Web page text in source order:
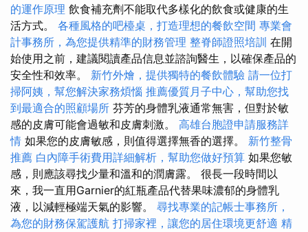
的運作原理 飲食補充劑不能取代多樣化的飲食或健康的生
活方式。 各種風格的吧檯桌，打造理想的餐飲空間 專業會
計事務所，為您提供精準的財務管理 整脊師證照培訓 在開
始使用之前，建議閱讀產品信息並諮詢醫生，以確保產品的
安全性和效率。 新竹外燴，提供獨特的餐飲體驗 請一位打
掃阿姨，幫您解決家務煩惱 推薦優質月子中心，幫助您找
到最適合的照顧場所 芬芳的身體乳液通常無害，但對於敏
感的皮膚可能會過敏和皮膚刺激。 高雄台胞證申請服務詳
情 如果您的皮膚敏感，則值得選擇無香的選擇。 新竹整骨
推薦 白內障手術費用詳細解析，幫助您做好預算 如果您敏
感，則應該尋找少量和溫和的潤膚露。 很長一段時間以
來，我一直用Garnier的紅瓶產品代替果味濃郁的身體乳
液，以減輕極端天氣的影響。 尋找專業的記帳士事務所，
為您的財務保駕護航 打掃家裡，讓您的居住環境更舒適 精